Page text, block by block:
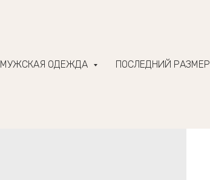
МУЖСКАЯ ОДЕЖДА ПОСЛЕДНИЙ РАЗМЕР